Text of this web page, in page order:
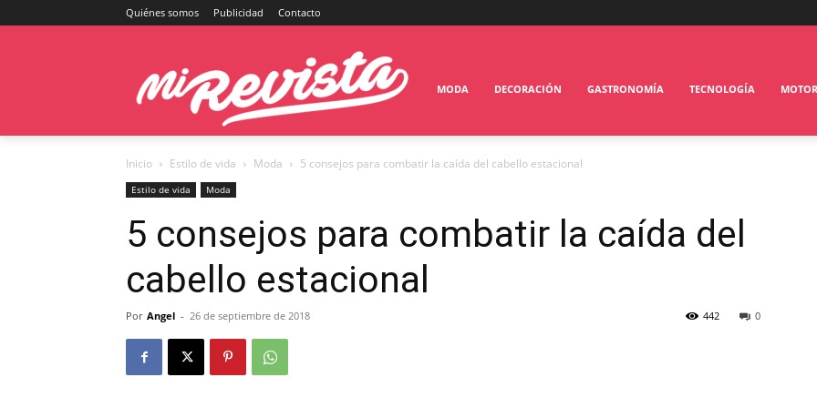
Quiénes somos Publicidad Contacto
MODA DECORACIÓN GASTRONOMÍA TECNOLOGÍA MOTOR
Inicio Estilo de vida Moda 5 consejos para combatir la caída del cabello estacional
Estilo de vida Moda
5 consejos para combatir la caída del
cabello estacional
Por Angel - 26 de septiembre de 2018 0
442